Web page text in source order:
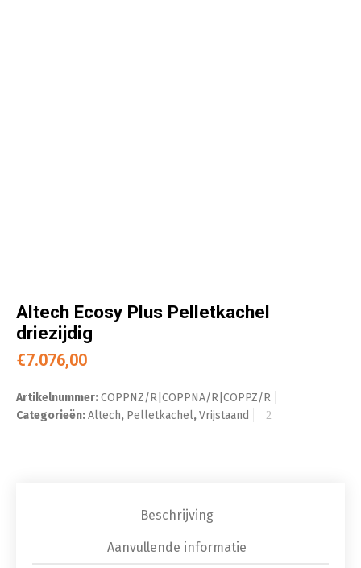
Altech Ecosy Plus Pelletkachel
driezijdig
€7.076,00
Artikelnummer:COPPNZ/R|COPPNA/R|COPPZ/R
Categorieën:Altech, Pelletkachel,Vrijstaand
Beschrijving
Aanvullende informatie